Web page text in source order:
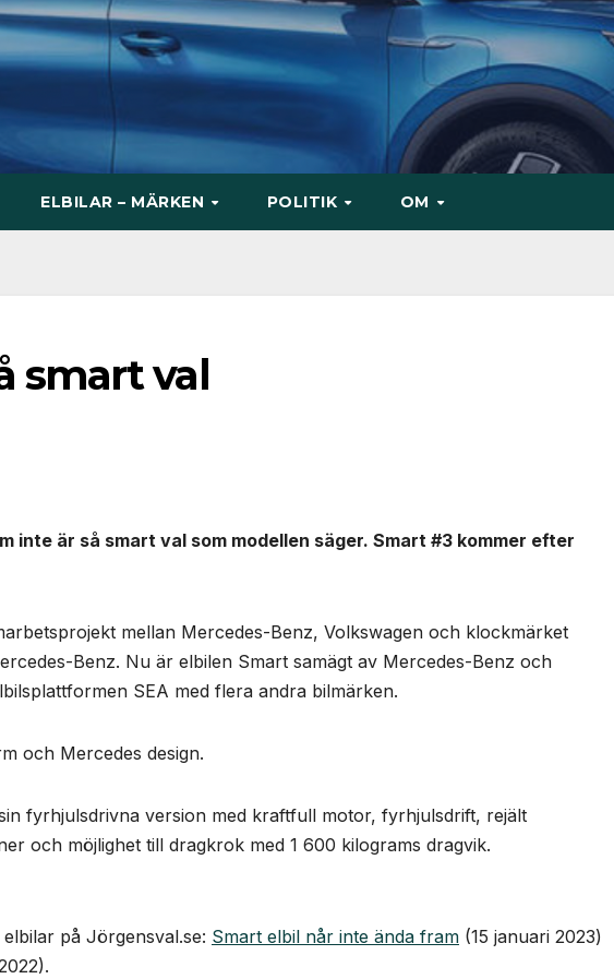
ELBILAR – MÄRKEN POLITIK OM
smart val
inte är så smart val som modellen säger. Smart #3 kommer efter
mellan Mercedes-Benz, Volkswagen och klockmärket
Benz. Nu är elbilen Smart samägt av Mercedes-Benz och
SEA med flera andra bilmärken.
och Mercedes design.
fyrhjulsdrivna version med kraftfull motor, fyrhjulsdrift, rejält
och möjlighet till dragkrok med 1 600 kilograms dragvik.
på Jörgensval.se: Smart elbil når inte ända fram (15 januari 2023)